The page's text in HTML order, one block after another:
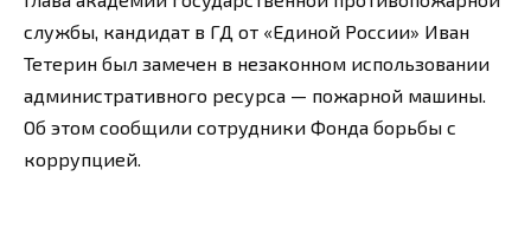
службы, кандидат в ГД от «Единой России» Иван
Тетерин был замечен в незаконном использовании
административного ресурса — пожарной машины.
Об этом сообщили сотрудники Фонда борьбы с
коррупцией.